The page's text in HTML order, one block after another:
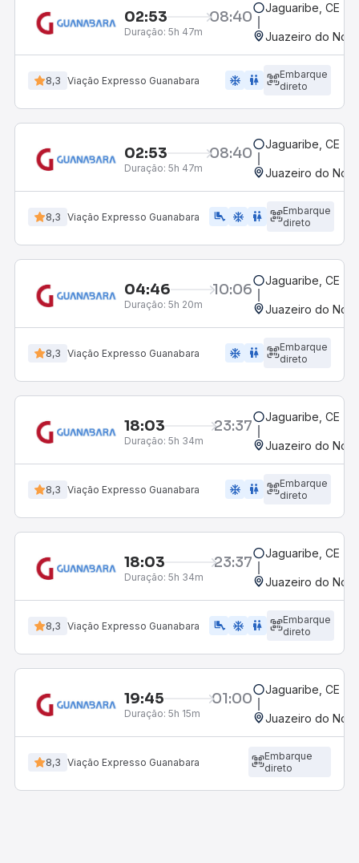
02:53 08:40
Duração: 5h 47m
Jaguaribe, CE -
Juazeiro do
8,3 Viação Expresso Guanabara ac_unit wc
Embarque
direto
02:53 08:40
Duração: 5h 47m
Jaguaribe, CE -
Juazeiro do
8,3 Viação Expresso Guanabara airline_seat_legroom_extra ac_unit wc
Embarque
direto
04:46 10:06
Duração: 5h 20m
Jaguaribe, CE -
Juazeiro do
8,3 Viação Expresso Guanabara ac_unit wc
Embarque
direto
18:03 23:37
Duração: 5h 34m
Jaguaribe, CE -
Juazeiro do
8,3 Viação Expresso Guanabara ac_unit wc
Embarque
direto
18:03 23:37
Duração: 5h 34m
Jaguaribe, CE -
Juazeiro do
8,3 Viação Expresso Guanabara airline_seat_legroom_extra ac_unit wc
Embarque
direto
19:45 01:00
Duração: 5h 15m
Jaguaribe, CE -
Juazeiro do
8,3 Viação Expresso Guanabara
Embarque
direto